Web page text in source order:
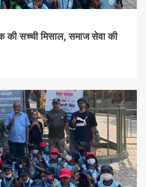
की सच्ची मिसाल, समाज सेवा की